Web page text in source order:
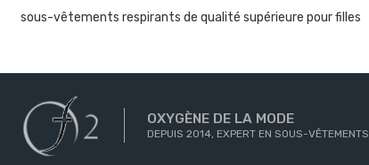
sous-vêtements respirants de qualité supérieure pour filles
OXYGÈNE DE LA MODE
DEPUIS 2014, EXPERT EN SOUS-VÊTEMENTS